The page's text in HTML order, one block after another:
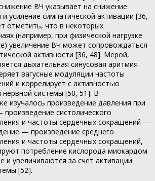
ВЧ указывает на снижение
усиление симпатической активации [36,
отметить, что в некоторых
(например, при физической нагрузке
увеличение ВЧ может сопровождаться
активности [36, 48]. Мерой,
дыхательная синусовая аритмия
вагусные модуляции частоты
и коррелирует с активностью
нервной системы [50, 51]. В
изучалось произведение давления при
систолического
и частоты сердечных сокращений —
— произведение среднего
и частоты сердечных сокращений,
потребление кислорода миокардом
и увеличиваются за счет активации
[52].